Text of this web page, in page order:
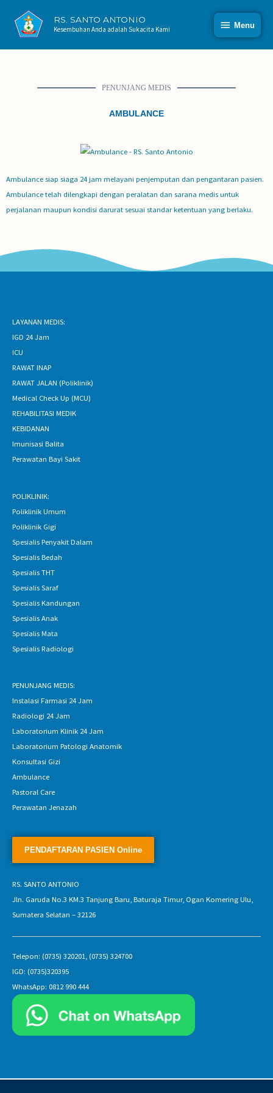
RS. SANTO ANTONIO
Kesembuhan Anda adalah Sukacita Kami Menu
PENUNJANG MEDIS
AMBULANCE
Ambulance siap siaga 24 jam melayani penjemputan dan pengantaran pasien.
Ambulance telah dilengkapi dengan peralatan dan sarana medis untuk
perjalanan maupun kondisi darurat sesuai standar ketentuan yang berlaku.
LAYANAN MEDIS:
IGD 24 Jam
ICU
RAWAT INAP
RAWAT JALAN (Poliklinik)
Medical Check Up (MCU)
REHABILITASI MEDIK
KEBIDANAN
Imunisasi Balita
Perawatan Bayi Sakit
POLIKLINIK:
Poliklinik Umum
Poliklinik Gigi
Spesialis Penyakit Dalam
Spesialis Bedah
Spesialis THT
Spesialis Saraf
Spesialis Kandungan
Spesialis Anak
Spesialis Mata
Spesialis Radiologi
PENUNJANG MEDIS:
Instalasi Farmasi 24 Jam
Radiologi 24 Jam
Laboratorium Klinik 24 Jam
Laboratorium Patologi Anatomik
Konsultasi Gizi
Ambulance
Pastoral Care
Perawatan Jenazah
RS. SANTO ANTONIO
Jln. Garuda No.3 KM.3 Tanjung Baru, Baturaja Timur, Ogan Komering Ulu,
Sumatera Selatan – 32126
Telepon: (0735) 320201, (0735) 324700
IGD: (0735)320395
WhatsApp: 0812 990 444